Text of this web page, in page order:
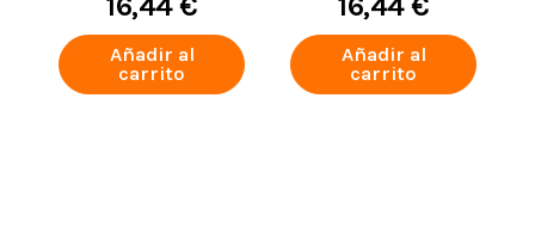
Añadir al
carrito
Añadir al
carrito